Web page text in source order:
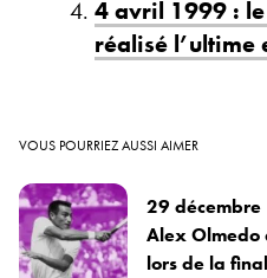
4 avril 1999 :
réalisé
VOUS POURRIEZ AUSSI AIMER
29 décembre
Alex Olmedo
lors de la